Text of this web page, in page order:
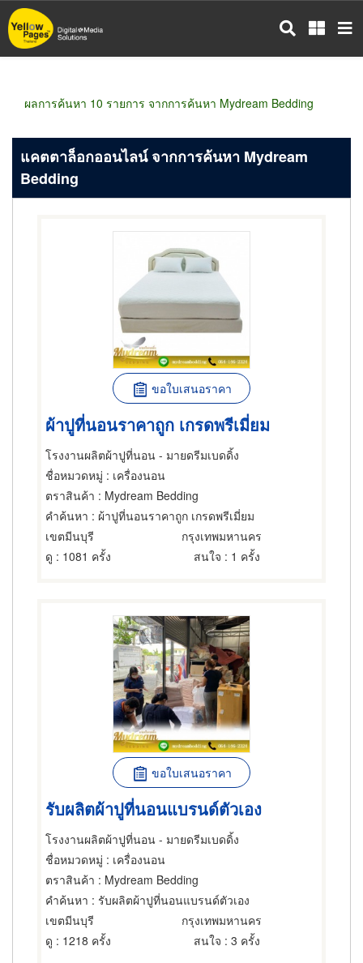
ข้าม
ไป
ผลการค้นหา 10 รายการ จากการค้นหา Mydream Bedding
แคตตาล็อกออนไลน์ จากการค้นหา Mydream
Bedding
ขอใบเสนอราคา
ผ้าปูที่นอนราคาถูก เกรดพรีเมี่ยม
โรงงานผลิตผ้าปูที่นอน - มายดรีมเบดดิ้ง
ชื่อหมวดหมู่ : เครื่องนอน
ตราสินค้า : Mydream Bedding
คำค้นหา : ผ้าปูที่นอนราคาถูก เกรดพรีเมี่ยม
เขตมีนบุรี
กรุงเทพมหานคร
ดู : 1081 ครั้ง สนใจ : 1 ครั้ง
ขอใบเสนอราคา
รับผลิตผ้าปูที่นอนแบรนด์ตัวเอง
โรงงานผลิตผ้าปูที่นอน - มายดรีมเบดดิ้ง
ชื่อหมวดหมู่ : เครื่องนอน
ตราสินค้า : Mydream Bedding
คำค้นหา : รับผลิตผ้าปูที่นอนแบรนด์ตัวเอง
เขตมีนบุรี
กรุงเทพมหานคร
ดู : 1218 ครั้ง สนใจ : 3 ครั้ง